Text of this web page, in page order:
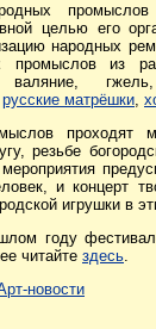
целью его
народных
промыслов из
русские матрёшки,
проходят
резьбе
и концерт
игрушки в
году
читайте здесь.
новости